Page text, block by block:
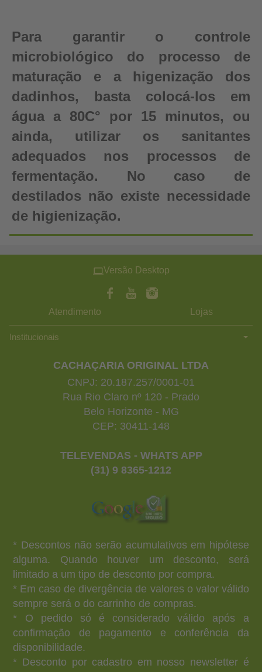
Para garantir o controle
microbiológico do processo de
maturação e a higenização dos
dadinhos, basta colocá-los em
água a 80C° por 15 minutos, ou
ainda, utilizar os sanitantes
adequados nos processos de
fermentação. No caso de
destilados não existe necessidade
de higienização.
Versão Desktop
Atendimento Lojas
Institucionais
CACHAÇARIA ORIGINAL LTDA
CNPJ: 20.187.257/0001-01
Rua Rio Claro nº 120 - Prado
Belo Horizonte - MG
CEP: 30411-148
TELEVENDAS - WHATS APP
(31) 9 8365-1212
* Descontos não serão acumulativos em hipótese
alguma. Quando houver um desconto, será
limitado a um tipo de desconto por compra.
* Em caso de divergência de valores o valor válido
sempre será o do carrinho de compras.
* O pedido só é considerado válido após a
confirmação de pagamento e conferência da
disponibilidade.
* Desconto por cadastro em nosso newsletter é